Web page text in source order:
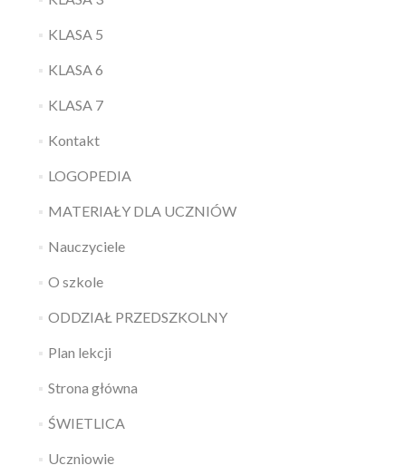
KLASA 5
KLASA 6
KLASA 7
Kontakt
LOGOPEDIA
MATERIAŁY DLA UCZNIÓW
Nauczyciele
O szkole
ODDZIAŁ PRZEDSZKOLNY
Plan lekcji
Strona główna
ŚWIETLICA
Uczniowie